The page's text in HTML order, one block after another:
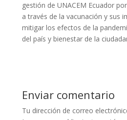
gestión de UNACEM Ecuador
a través de la vacunación y sus
mitigar los efectos de la
del país y bienestar de la
Enviar comentario
Tu dirección de correo